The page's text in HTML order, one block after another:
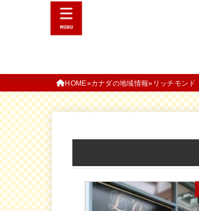
MENU
HOME カナダの地域情報 リッチモンド